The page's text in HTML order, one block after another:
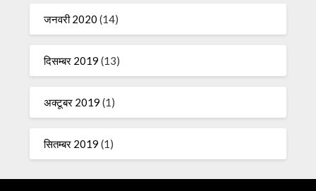
जनवरी 2020 (14)
दिसम्बर 2019 (13)
अक्टूबर 2019 (1)
सितम्बर 2019 (1)